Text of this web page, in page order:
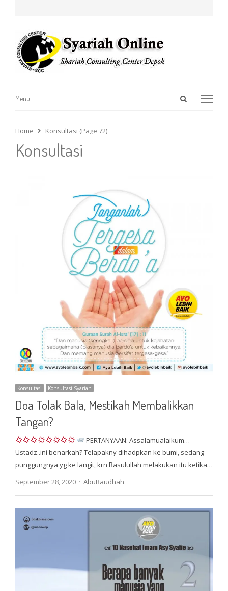
Open
Menu
Menu
Home Konsultasi (Page 72)
Konsultasi
Konsultasi Konsultasi Syariah
Doa Tolak Bala, Mestikah Membalikkan
Tangan?
PERTANYAAN: Assalamualaikum…
Ustadz..ini benarkah? Telapakny dihadpkan ke bumi, sedang
punggungnya yg ke langit, krn Rasulullah melakukan itu ketika…
September 28, 2020
Author
AbuRaudhah